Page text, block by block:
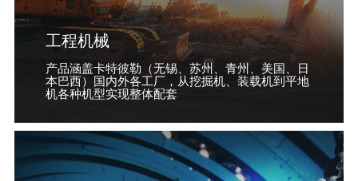
工程机械
产品涵盖卡特彼勒（无锡、苏州、青州、美国、日
本巴西）国内外各工厂，从挖掘机、装载机到平地
机各种机型实现整体配套